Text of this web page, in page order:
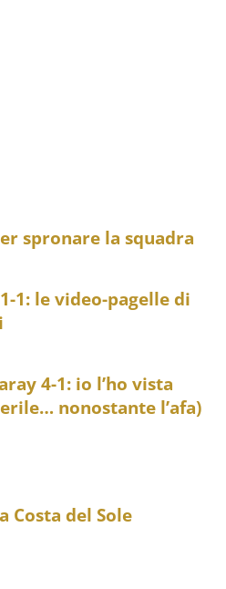
spronare la squadra
1: le video-pagelle di
4-1: io l’ho vista
nonostante l’afa)
Costa del Sole